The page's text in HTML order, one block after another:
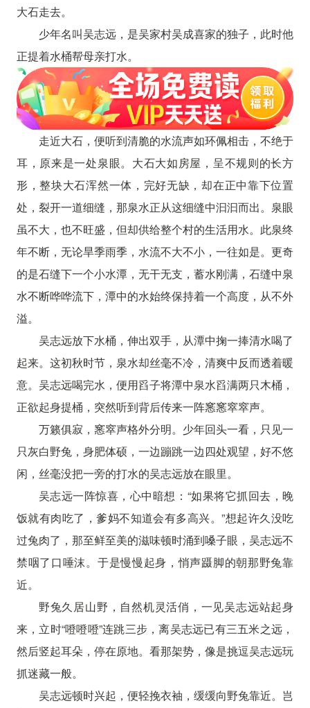
大石走去。
少年名叫吴志远，是吴家村吴成喜家的独子，此时他
正提着水桶帮母亲打水。
走近大石，便听到清脆的水流声如环佩相击，不绝于
耳，原来是一处泉眼。大石大如房屋，呈不规则的长方
形，整块大石浑然一体，完好无缺，却在正中靠下位置
处，裂开一道细缝，那泉水正从这细缝中汩汩而出。泉眼
虽不大，也不旺盛，但却供给整个村的生活用水。此泉终
年不断，无论旱季雨季，水流不大不小，一往如是。更奇
的是石缝下一个小水潭，无干无支，蓄水刚满，石缝中泉
水不断哗哗流下，潭中的水始终保持着一个高度，从不外
溢。
吴志远放下水桶，伸出双手，从潭中掬一捧清水喝了
起来。这初秋时节，泉水却丝毫不冷，清爽中反而透着暖
意。吴志远喝完水，便用舀子将潭中泉水舀满两只木桶，
正欲起身提桶，突然听到背后传来一阵窸窸窣窣声。
万籁俱寂，窸窣声格外分明。少年回头一看，只见一
只灰白野兔，身肥体硕，一边蹦跳一边四处观望，好不悠
闲，丝毫没把一旁的打水的吴志远放在眼里。
吴志远一阵惊喜，心中暗想：“如果将它抓回去，晚
饭就有肉吃了，爹妈不知道会有多高兴。”想起许久没吃
过兔肉了，那至鲜至美的滋味顿时涌到嗓子眼，吴志远不
禁咽了口唾沫。于是慢慢起身，悄声蹑脚的朝那野兔靠
近。
野兔久居山野，自然机灵活俏，一见吴志远站起身
来，立时“噔噔噔”连跳三步，离吴志远已有三五米之远，
然后竖起耳朵，停在原地。看那架势，像是挑逗吴志远玩
抓迷藏一般。
吴志远顿时兴起，便轻挽衣袖，缓缓向野兔靠近。岂